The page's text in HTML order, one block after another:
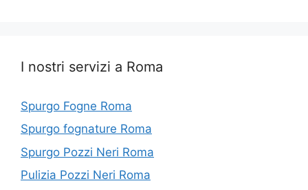
I nostri servizi a Roma
Spurgo Fogne Roma
Spurgo fognature Roma
Spurgo Pozzi Neri Roma
Pulizia Pozzi Neri Roma